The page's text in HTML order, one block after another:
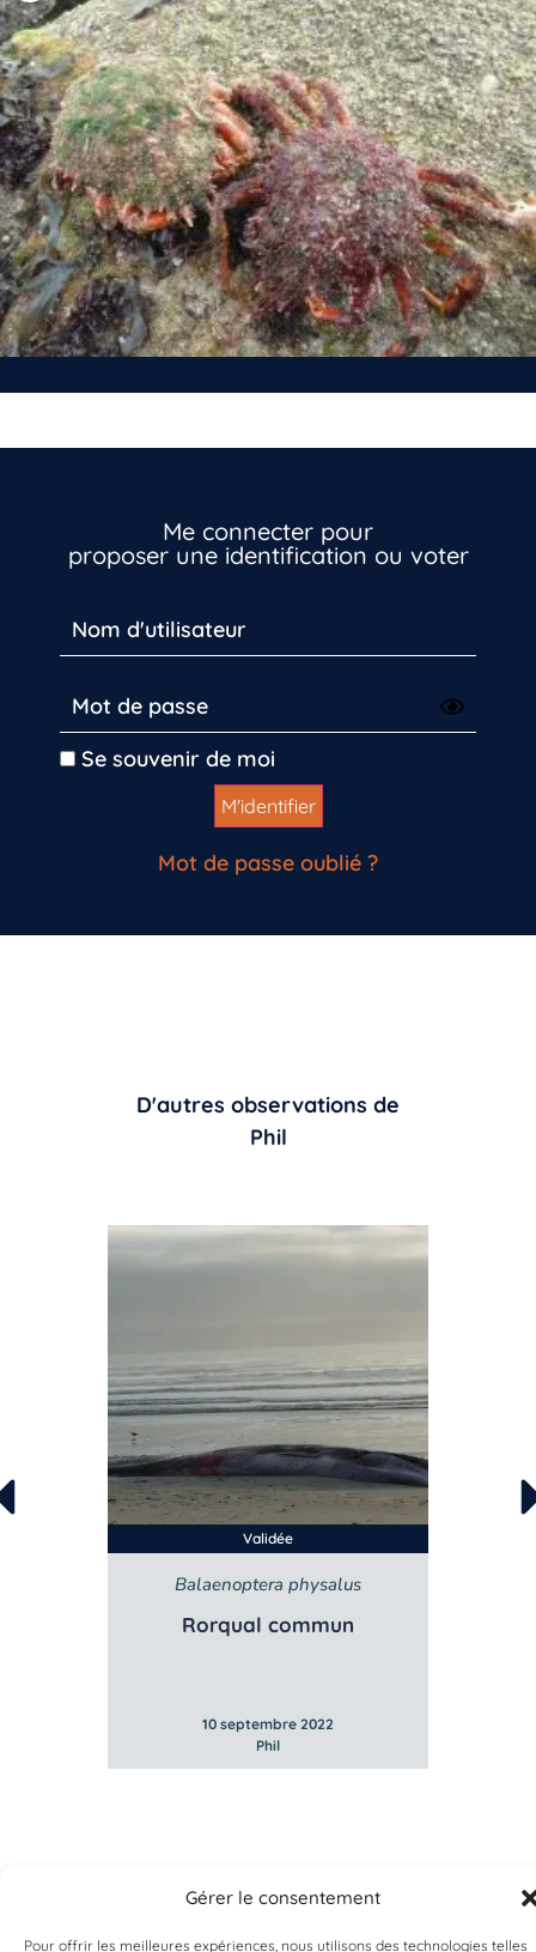
Gérer le consentement
Pour offrir les meilleures expériences, nous utilisons des technologies telles
Me connecter pour
proposer une identification ou voter
Se souvenir de moi
Mot de passe oublié ?
D'autres observations de
Phil
Validée
Balaenoptera physalus
Rorqual commun
10 septembre 2022
Phil